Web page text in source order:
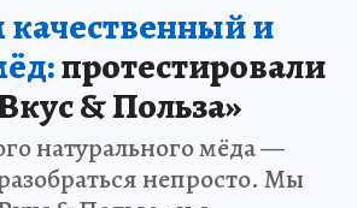
и
протестировали
& Польза»
натурального мёда —
непросто. Мы